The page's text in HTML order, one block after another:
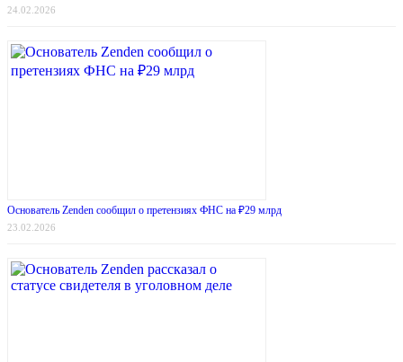
24.02.2026
Основатель Zenden сообщил о претензиях ФНС на ₽29 млрд
23.02.2026